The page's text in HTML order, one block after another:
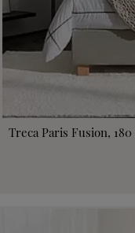
Treca Paris Fusion,